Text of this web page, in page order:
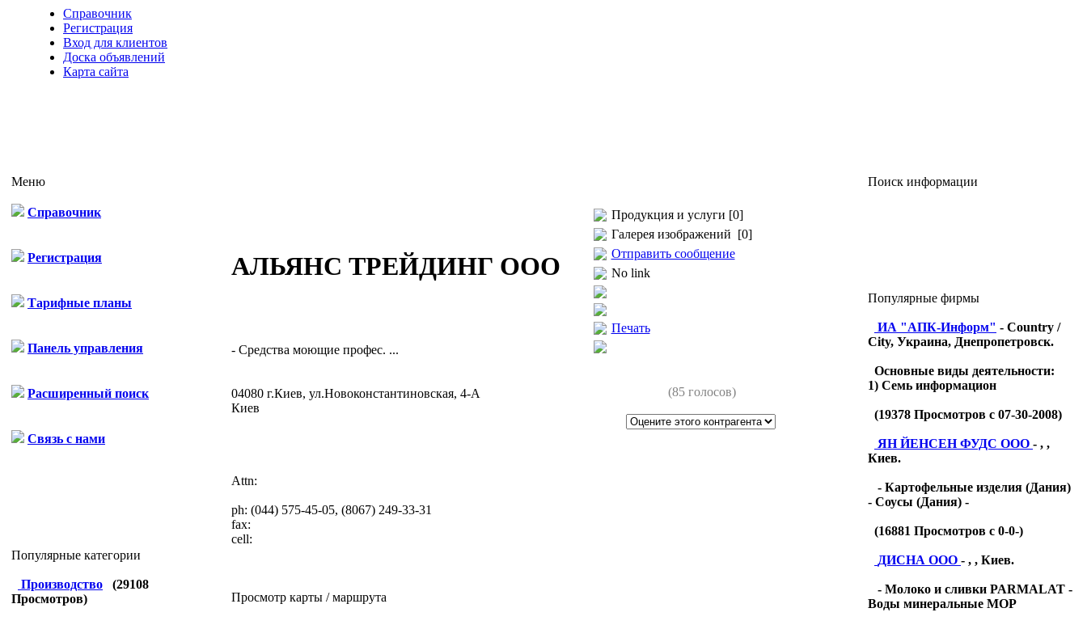
Справочник
Регистрация
Вход для клиентов
Доска объявлений
Карта сайта
Меню
Справочник
Регистрация
Тарифные планы
Панель управления
Расширенный поиск
Связь с нами
Популярные категории
Производство (29108
Просмотров)
АЛЬЯНС ТРЕЙДИНГ ООО
- Средства моющие профес. ...
04080 г.Киев, ул.Новоконстантиновская, 4-А
Киев
Attn:
ph: (044) 575-45-05, (8067) 249-33-31
fax:
cell:
Просмотр карты / маршрута
Продукция и услуги [0]
Галерея изображений [0]
Отправить сообщение
No link
Печать
(85 голосов)
Поиск информации
Популярные фирмы
ИА "АПК-Информ" - Country /
City, Украина, Днепропетровск.
Основные виды деятельности:
1) Семь информацион
(19378 Просмотров с 07-30-2008)
ЯН ЙЕНСЕН ФУДС ООО - , ,
Киев.
- Картофельные изделия (Дания)
- Соусы (Дания) -
(16881 Просмотров с 0-0-)
ДИСНА ООО - , , Киев.
- Молоко и сливки PARMALAT -
Воды минеральные МОР